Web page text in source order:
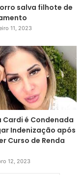
salva filhote de
11, 2023
Cardi é Condenada
Indenização após
Curso de Renda
12, 2023